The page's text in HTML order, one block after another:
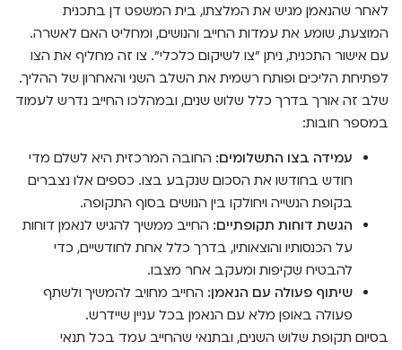
לאחר שהנאמן מגיש את המלצתו, בית המשפט דן בתכנית
המוצעת, שומע את עמדות החייב והנושים, ומחליט האם לאשרה.
עם אישור התכנית, ניתן "צו לשיקום כלכלי". צו זה מחליף את הצו
לפתיחת הליכים ופותח רשמית את השלב השני והאחרון של ההליך.
שלב זה אורך בדרך כלל שלוש שנים, ובמהלכו החייב נדרש לעמוד
במספר חובות:
עמידה בצו התשלומים: החובה המרכזית היא לשלם מדי
חודש בחודשו את הסכום שנקבע בצו. כספים אלו נצברים
בקופת הנשייה ויחולקו בין הנושים בסוף התקופה.
הגשת דוחות תקופתיים: החייב ממשיך להגיש לנאמן דוחות
על הכנסותיו והוצאותיו, בדרך כלל אחת לחודשיים, כדי
להבטיח שקיפות ומעקב אחר מצבו.
שיתוף פעולה עם הנאמן: החייב מחויב להמשיך ולשתף
פעולה באופן מלא עם הנאמן בכל עניין שיידרש.
בסיום תקופת שלוש השנים, ובתנאי שהחייב עמד בכל תנאי